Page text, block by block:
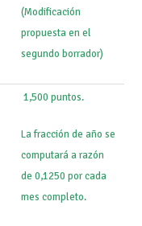
(Modificación
propuesta en el
segundo borrador)
1,500 puntos.
La fracción de año se
computará a razón
de 0,1250 por cada
mes completo.